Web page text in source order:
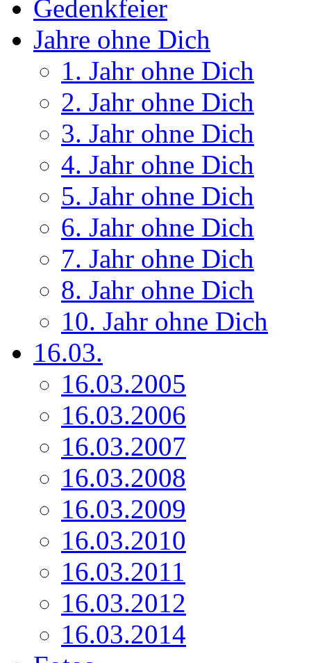
Gedenkfeier
Jahre ohne Dich
1. Jahr ohne Dich
2. Jahr ohne Dich
3. Jahr ohne Dich
4. Jahr ohne Dich
5. Jahr ohne Dich
6. Jahr ohne Dich
7. Jahr ohne Dich
8. Jahr ohne Dich
10. Jahr ohne Dich
16.03.
16.03.2005
16.03.2006
16.03.2007
16.03.2008
16.03.2009
16.03.2010
16.03.2011
16.03.2012
16.03.2014